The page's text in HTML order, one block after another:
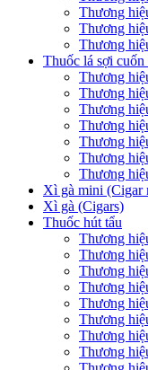
Thương
Thương
Thương
Thuốc lá sợi cuốn
Thương
Thương
Thương
Thương
Thương
Thương
Thương
Xì gà mini (Cigar
Xì gà (Cigars)
Thuốc hút tẩu
Thương
Thương
Thương
Thương
Thương
Thương
Thương
Thương